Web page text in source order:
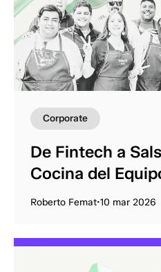
Corporate
De Fintech a
Cocina del
Roberto Femat•10 mar 2026